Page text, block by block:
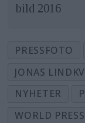
bild 2016
PRESSFOTO
JONAS
NYHETER
WORLD